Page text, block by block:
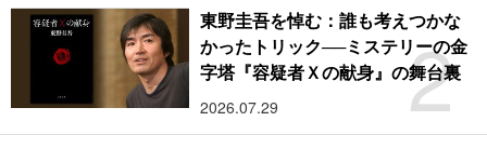
2
東野圭吾を悼む：誰も考えつかな
かったトリック──ミステリーの金
字塔『容疑者Ｘの献身』の舞台裏
2026.07.29